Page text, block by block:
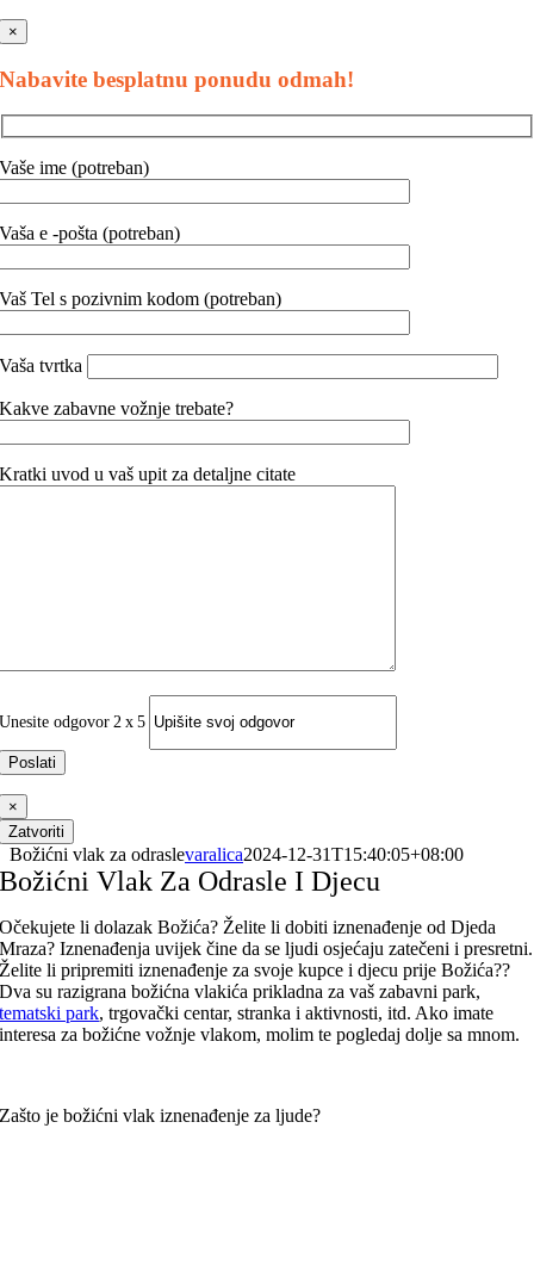
×
Nabavite besplatnu ponudu odmah!
Vaše ime (potreban)
Vaša e -pošta (potreban)
Vaš Tel s pozivnim kodom (potreban)
Vaša tvrtka
Kakve zabavne vožnje trebate?
Kratki uvod u vaš upit za detaljne citate
Unesite odgovor 2 x 5
×
Zatvoriti
Božićni vlak za odraslevaralica2024-12-31T15:40:05+08:00
Božićni Vlak Za Odrasle I Djecu
Očekujete li dolazak Božića? Želite li dobiti iznenađenje od Djeda
Mraza? Iznenađenja uvijek čine da se ljudi osjećaju zatečeni i presretni.
Želite li pripremiti iznenađenje za svoje kupce i djecu prije Božića??
Dva su razigrana božićna vlakića prikladna za vaš zabavni park,
tematski park, trgovački centar, stranka i aktivnosti, itd. Ako imate
interesa za božićne vožnje vlakom, molim te pogledaj dolje sa mnom.
Zašto je božićni vlak iznenađenje za ljude?